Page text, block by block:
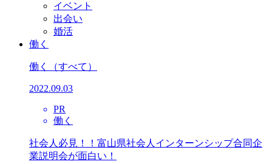
イベント
出会い
婚活
働く
働く （すべて）
2022.09.03
PR
働く
社会人必見！！富山県社会人インターンシップ合同企
業説明会が面白い！